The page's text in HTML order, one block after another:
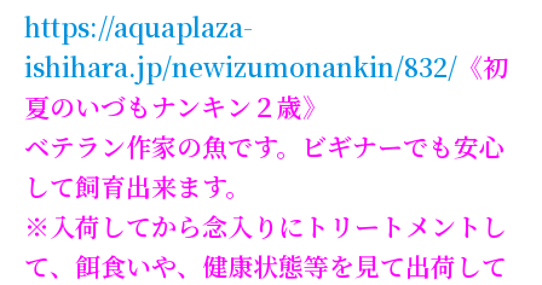
https://aquaplaza-
ishihara.jp/newizumonankin/832/ 《初
夏のいづもナンキン２歳》
ベテラン作家の魚です。ビギナーでも安心
して飼育出来ます。
※入荷してから念入りにトリートメントし
て、餌食いや、健康状態等を見て出荷して